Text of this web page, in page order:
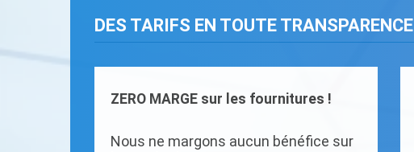
DES TARIFS EN TOUTE TRANSPARENCE
ZERO MARGE sur les fournitures !
Nous ne margons aucun bénéfice sur